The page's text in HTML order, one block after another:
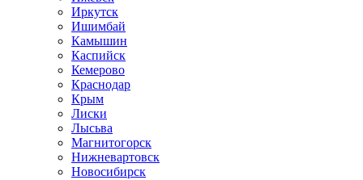
Иркутск
Ишимбай
Камышин
Каспийск
Кемерово
Краснодар
Крым
Лиски
Лысьва
Магнитогорск
Нижневартовск
Новосибирск